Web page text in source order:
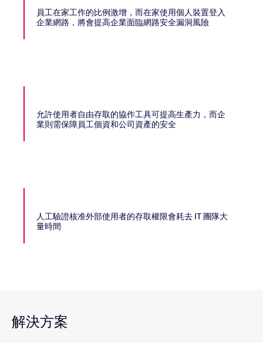
員工在家工作的比例激增，而在家使用個人裝置登入
企業網路，將會提高企業面臨網路安全漏洞風險
允許使用者自由存取的協作工具可提高生產力，而企
業則需保障員工個資和公司資產的安全
人工驗證核准外部使用者的存取權限會耗去 IT 團隊大
量時間
解決方案